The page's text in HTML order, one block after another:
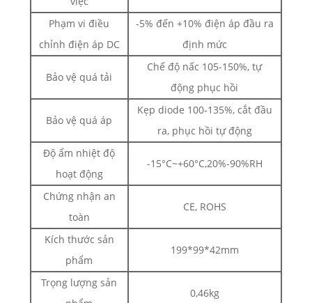
Phạm vi điều
chỉnh điện áp DC
-5% đến +10% điện áp đầu ra
định mức
Bảo vệ quá tải
Chế độ nấc 105-150%, tự
động phục hồi
Bảo vệ quá áp
Kẹp diode 100-135%, cắt đầu
ra, phục hồi tự động
Độ ẩm nhiệt độ
hoạt động
-15°C~+60°C,20%-90%RH
Chứng nhận an
toàn
CE, ROHS
Kích thước sản
phẩm
199*99*42mm
Trọng lượng sản
0,46kg